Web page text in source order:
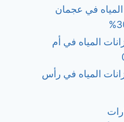
في عجمان
المياه في أم
المياه في رأس